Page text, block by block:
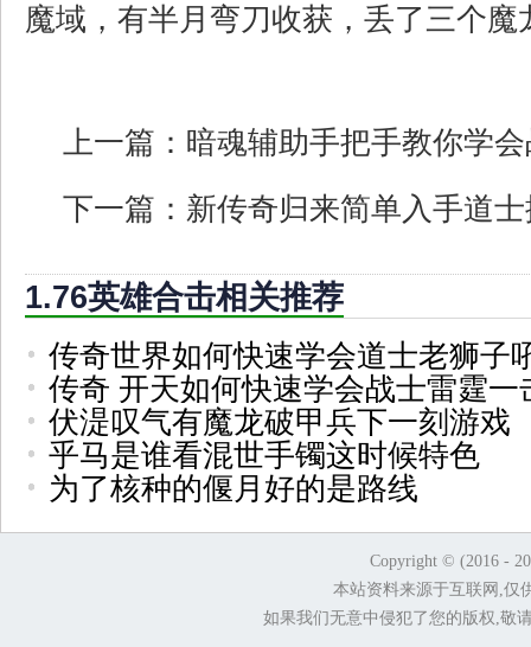
魔域，有半月弯刀收获，丢了三个魔
上一篇： 暗魂辅助手把手教你学
下一篇： 新传奇归来简单入手道
1.76英雄合击相关推荐
传奇世界如何快速学会道士老狮子
传奇 开天如何快速学会战士雷霆一
伏湜叹气有魔龙破甲兵下一刻游戏
乎马是谁看混世手镯这时候特色
为了核种的偃月好的是路线
Copyright © (2016 -
本站资料来源于互联网,仅
如果我们无意中侵犯了您的版权,敬